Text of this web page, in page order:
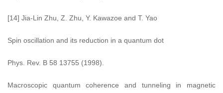
[14] Jia-Lin Zhu, Z. Zhu, Y. Kawazoe and T. Yao
Spin oscillation and its reduction in a quantum dot
Phys. Rev. B 58 13755 (1998).
Macroscopic quantum coherence and tunneling in magnetic